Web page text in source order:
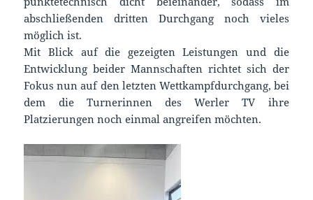
abschließenden dritten Durchgang noch vieles
möglich ist.
Mit Blick auf die gezeigten Leistungen und die
Entwicklung beider Mannschaften richtet sich der
Fokus nun auf den letzten Wettkampfdurchgang, bei
dem die Turnerinnen des Werler TV ihre
Platzierungen noch einmal angreifen möchten.